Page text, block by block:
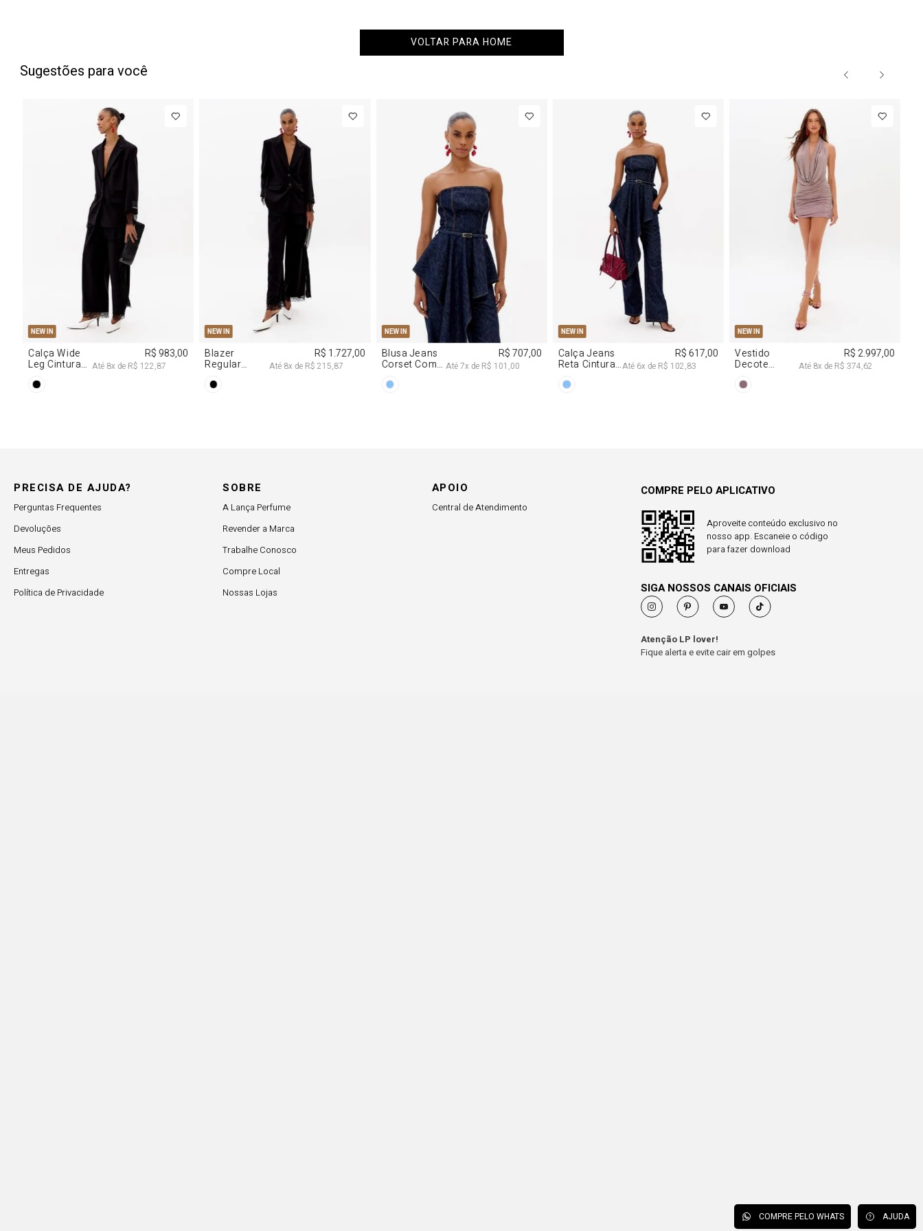
COMPRE PELO WHATS AJUDA
VOLTAR PARA HOME
Sugestões para você
NEW IN
Blazer
Regular
Acetinado
R$ 1.777,00
Até 8x deR$ 222,12
NEW IN
Calça Jeans
Barrel
Média
R$ 863,00
Até 8x deR$ 107,87
NEW IN
Colete
Alfaiataria
R$ 863,00
Até8x deR$ 107,87
NEW IN
Blazer Slim
Com Linho
R$ 1.297,00
Até8x deR$ 162,12
NEW IN
Calça Reta
Com Linho
R$ 863,00
Até 8x deR$ 107,87
PRECISA DE AJUDA?
Perguntas Frequentes
Devoluções
Meus Pedidos
Entregas
Política de Privacidade
SOBRE
A Lança Perfume
Revender a Marca
Trabalhe Conosco
Compre Local
Nossas Lojas
APOIO
Central de Atendimento
COMPRE PELO APLICATIVO
Aproveite conteúdo exclusivo no
nosso app. Escaneie o código
para fazer download
SIGA NOSSOS CANAIS OFICIAIS
Atenção LP lover!
Fique alerta e evite cair em golpes